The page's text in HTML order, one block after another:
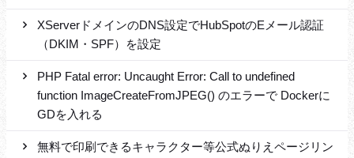
XServerドメインのDNS設定でHubSpotのEメール認証
（DKIM・SPF）を設定
PHP Fatal error: Uncaught Error: Call to undefined
function ImageCreateFromJPEG() のエラーで Dockerに
GDを入れる
無料で印刷できるキャラクター等公式ぬりえページリン